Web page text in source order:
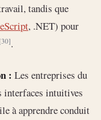
tandis que
, .NET) pour
[30].
: Les entreprises du
interfaces intuitives
à apprendre conduit